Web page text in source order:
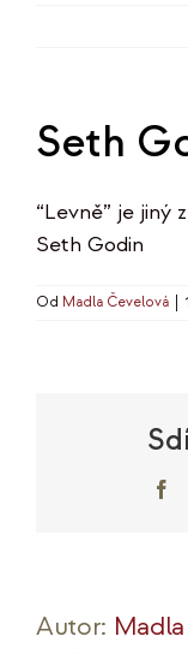
Seth
“Levně” je jiný
Seth Godin
Od Madla Čevelová
Autor: